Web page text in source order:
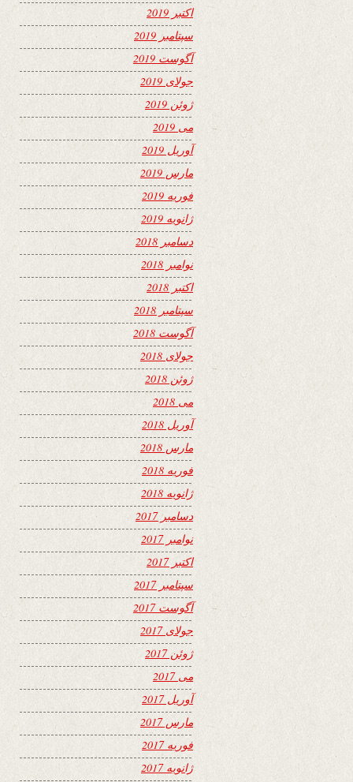
اکتبر 2019
سپتامبر 2019
آگوست 2019
جولای 2019
ژوئن 2019
می 2019
آوریل 2019
مارس 2019
فوریه 2019
ژانویه 2019
دسامبر 2018
نوامبر 2018
اکتبر 2018
سپتامبر 2018
آگوست 2018
جولای 2018
ژوئن 2018
می 2018
آوریل 2018
مارس 2018
فوریه 2018
ژانویه 2018
دسامبر 2017
نوامبر 2017
اکتبر 2017
سپتامبر 2017
آگوست 2017
جولای 2017
ژوئن 2017
می 2017
آوریل 2017
مارس 2017
فوریه 2017
ژانویه 2017